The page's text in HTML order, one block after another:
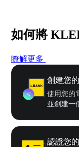
如何將
瞭解更多
創建您
使用您的
並創建一
認證您